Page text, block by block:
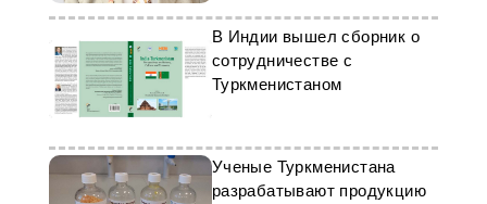
В Индии вышел сборник о
сотрудничестве с
Туркменистаном
Ученые Туркменистана
разрабатывают продукцию